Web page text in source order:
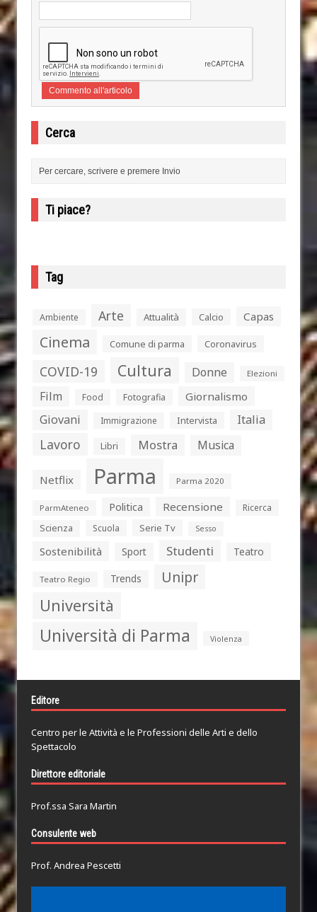
Cerca
Ti piace?
Tag
Ambiente Arte Attualità Calcio Capas
Cinema Comune di parma Coronavirus
COVID-19 Cultura Donne Elezioni
Film Food Fotografia Giornalismo
Giovani Immigrazione Intervista Italia
Lavoro Libri Mostra Musica
Netflix Parma Parma 2020
ParmAteneo Politica Recensione
Ricerca
Scienza
Scuola Serie Tv Sesso
Sostenibilità Sport Studenti Teatro
Teatro Regio Trends Unipr
Università
Università di Parma Violenza
Editore
Centro per le Attività e le Professioni delle Arti e dello
Spettacolo
Direttore editoriale
Prof.ssa Sara Martin
Consulente web
Prof. Andrea Pescetti